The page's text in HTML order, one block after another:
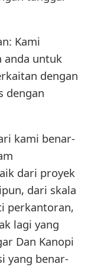
Kami
anda untuk
dengan
dengan
kami benar-
dari proyek
dari skala
perkantoran,
lagi yang
Dan Kanopi
yang benar-